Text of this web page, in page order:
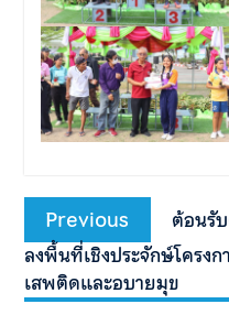
Previous
ต้อนรั
ลงพื้นที่เชิงประจักษ์โครง
เสพติดและอบายมุข